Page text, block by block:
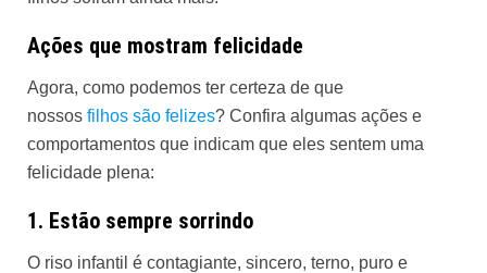
Ações que mostram felicidade
Agora, como podemos ter certeza de que
nossos filhos são felizes? Confira algumas ações e
comportamentos que indicam que eles sentem uma
felicidade plena:
1. Estão sempre sorrindo
O riso infantil é contagiante, sincero, terno, puro e